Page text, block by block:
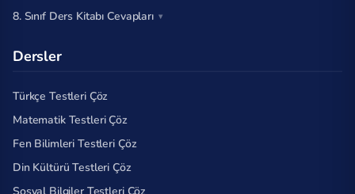
8. Sınıf Ders Kitabı Cevapları
Dersler
Türkçe Testleri Çöz
Matematik Testleri Çöz
Fen Bilimleri Testleri Çöz
Din Kültürü Testleri Çöz